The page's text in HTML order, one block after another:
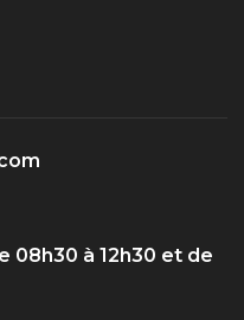
08h30 à 12h30 et de